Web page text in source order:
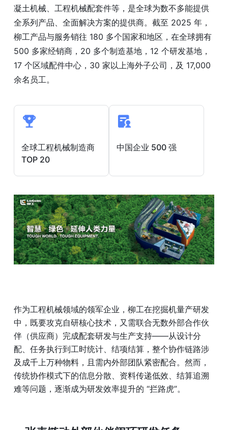
凝土机械、工程机械配套件等，是全球为数不多能提供
全系列产品、全面解决方案的提供商。截至 2025 年，
柳工产品与服务销往 180 多个国家和地区，在全球拥有
500 多家经销商，20 多个制造基地，12 个研发基地，
17 个区域配件中心，30 家以上海外子公司，及 17,000
余名员工。
全球工程机械制造商
TOP 20
中国企业 500 强
作为工程机械领域的领军企业，柳工在挖掘机量产研发
中，既要攻克自研核心技术，又需联合无数外部合作伙
伴（供应商）完成配套研发与生产支持——从设计分
配、任务执行到工时统计、结项结算，整个协作链路涉
及成千上万种物料，且需内外部团队紧密配合。然而，
传统协作模式下的信息分散、资料传递低效、结算追溯
难等问题，逐渐成为研发效率提升的 “拦路虎”。